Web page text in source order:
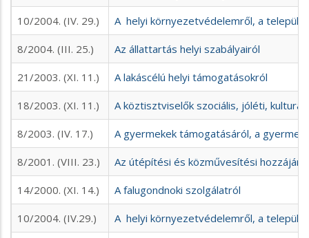
10/2004. (IV. 29.) A helyi környezetvédelemről, a
8/2004. (III. 25.) Az állattartás helyi szabályairól
21/2003. (XI. 11.) A lakáscélú helyi támogatásokról
18/2003. (XI. 11.) A köztisztviselők szociális, jóléti,
8/2003. (IV. 17.) A gyermekek támogatásáról, a
8/2001. (VIII. 23.) Az útépítési és közművesítési
14/2000. (XI. 14.) A falugondnoki szolgálatról
10/2004. (IV.29.) A helyi környezetvédelemről, a